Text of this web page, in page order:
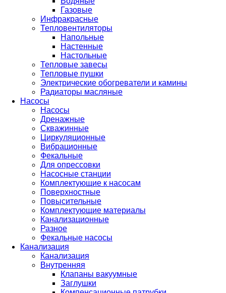
Газовые
Инфракрасные
Тепловентиляторы
Напольные
Настенные
Настольные
Тепловые завесы
Тепловые пушки
Электрические обогреватели и камины
Радиаторы масляные
Насосы
Насосы
Дренажные
Скважинные
Циркуляционные
Вибрационные
Фекальные
Для опрессовки
Насосные станции
Комплектующие к насосам
Поверхностные
Повысительные
Комплектующие материалы
Канализационные
Разное
Фекальные насосы
Канализация
Канализация
Внутренняя
Клапаны вакуумные
Заглушки